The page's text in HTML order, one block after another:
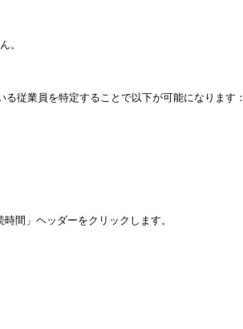
。
従業員を特定することで以下が可能になります：
間」ヘッダーをクリックします。